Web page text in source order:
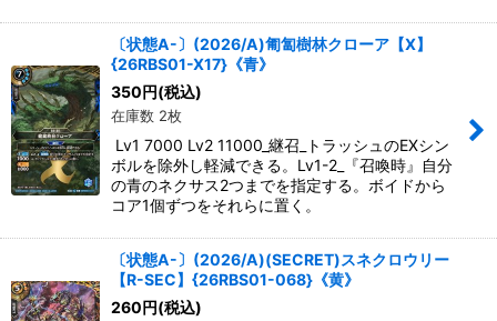
〔状態A-〕(2026/A)匍匐樹林クローア【X】
{26RBS01-X17}《青》
350円(税込)
在庫数 2枚
Lv1 7000 Lv2 11000_継召_トラッシュのEXシン
ボルを除外し軽減できる。Lv1-2_『召喚時』自分
の青のネクサス2つまでを指定する。ボイドから
コア1個ずつをそれらに置く。
〔状態A-〕(2026/A)(SECRET)スネクロウリー
【R-SEC】{26RBS01-068}《黄》
260円(税込)